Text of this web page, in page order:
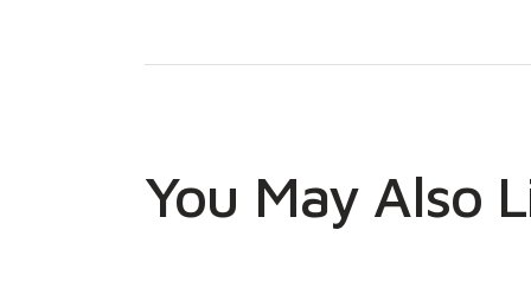
You May Also